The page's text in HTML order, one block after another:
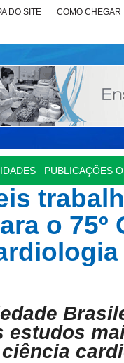
DO SITE COMO CHEGAR
PUBLICAÇÕES
o 75º
estudos